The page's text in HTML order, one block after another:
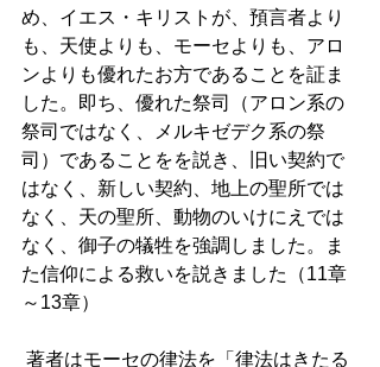
め、イエス・キリストが、預言者より
も、天使よりも、モーセよりも、アロ
ンよりも優れたお方であることを証ま
した。即ち、優れた祭司（アロン系の
祭司ではなく、メルキゼデク系の祭
司）であることをを説き、旧い契約で
はなく、新しい契約、地上の聖所では
なく、天の聖所、動物のいけにえでは
なく、御子の犠牲を強調しました。ま
た信仰による救いを説きました（11章
～13章）